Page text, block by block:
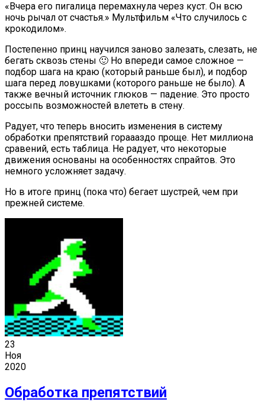
«Вчера его пигалица перемахнула через куст. Он всю
ночь рычал от счастья.» Мультфильм «Что случилось с
крокодилом».
Постепенно принц научился заново залезать, слезать, не
бегать сквозь стены 🙂 Но впереди самое сложное —
подбор шага на краю (который раньше был), и подбор
шага перед ловушками (которого раньше не было). А
также вечный источник глюков — падение. Это просто
россыпь возможностей влететь в стену.
Радует, что теперь вносить изменения в систему
обработки препятствий гораааздо проще. Нет миллиона
сравений, есть таблица. Не радует, что некоторые
движения основаны на особенностях спрайтов. Это
немного усложняет задачу.
Но в итоге принц (пока что) бегает шустрей, чем при
прежней системе.
23
Ноя
2020
Обработка препятствий